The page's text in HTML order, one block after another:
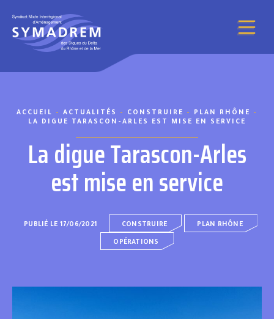
ACCUEIL - ACTUALITÉS - CONSTRUIRE - PLAN RHÔNE
-
LA DIGUE TARASCON-ARLES EST MISE EN SERVICE
La digue Tarascon-Arles
est mise en service
PUBLIÉ LE 17/06/2021 CONSTRUIRE PLAN RHÔNE
OPÉRATIONS